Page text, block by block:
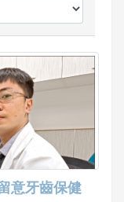
意牙齒保健